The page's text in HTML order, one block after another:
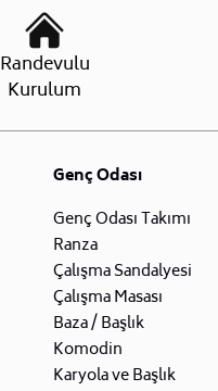
Randevulu
Kurulum
Genç Odası
Genç Odası Takımı
Ranza
Çalışma Sandalyesi
Çalışma Masası
Baza / Başlık
Komodin
Karyola ve Başlık